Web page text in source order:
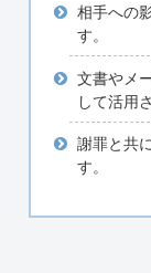
相手への
す。
文書やメ
して活用
謝罪と共
す。